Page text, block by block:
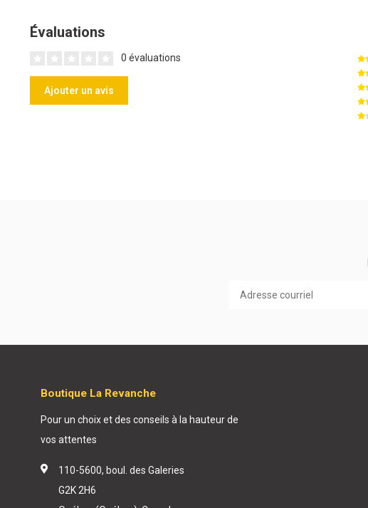
Évaluations
0 évaluations
Ajouter un avis
Boutique La Revanche
Pour un choix et des conseils à la hauteur de
vos attentes
110-5600, boul. des Galeries
G2K 2H6